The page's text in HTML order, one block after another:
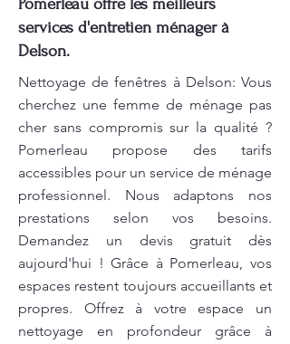
Pomerleau offre les meilleurs
services d'entretien ménager à
Delson.
Nettoyage de fenêtres à Delson: Vous
cherchez une femme de ménage pas
cher sans compromis sur la qualité ?
Pomerleau propose des tarifs
accessibles pour un service de ménage
professionnel. Nous adaptons nos
prestations selon vos besoins.
Demandez un devis gratuit dès
aujourd'hui ! Grâce à Pomerleau, vos
espaces restent toujours accueillants et
propres. Offrez à votre espace un
nettoyage en profondeur grâce à